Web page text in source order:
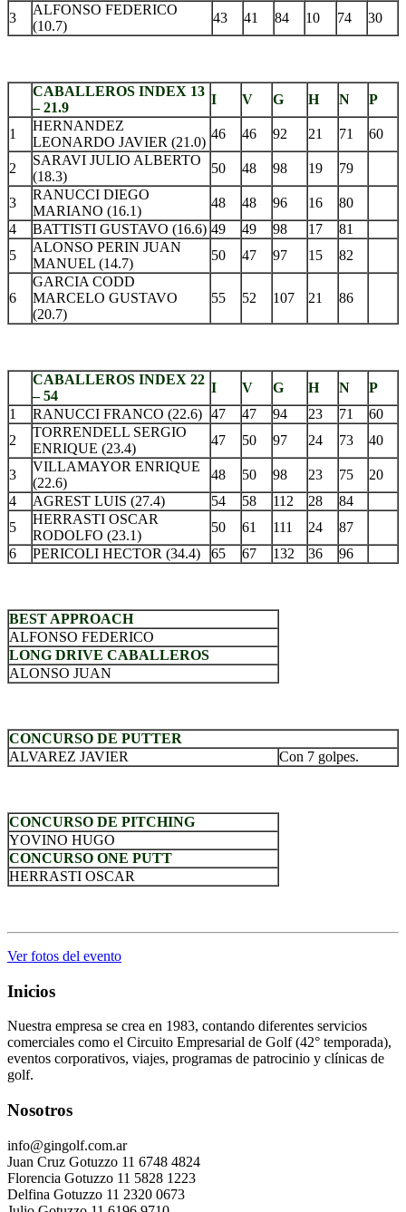
3
ALFONSO FEDERICO
(10.7)
43 41 84 10 74 30
CABALLEROS INDEX 13
– 21.9
I V G H N P
1
HERNANDEZ
LEONARDO JAVIER (21.0)
46 46 92 21 71 60
2
SARAVI JULIO ALBERTO
(18.3)
50 48 98 19 79
3
RANUCCI DIEGO
MARIANO (16.1)
48 48 96 16
80
4
BATTISTI GUSTAVO (16.6) 49 49 98 17
81
5
ALONSO PERIN JUAN
MANUEL (14.7)
50 47 97 15 82
6
GARCIA CODD
MARCELO GUSTAVO
(20.7)
55 52 107 21 86
CABALLEROS INDEX 22
– 54
I V G H N
P
1
RANUCCI FRANCO (22.6) 47 47 94 23 71
60
2
TORRENDELL SERGIO
ENRIQUE (23.4)
47 50 97 24 73 40
3
VILLAMAYOR ENRIQUE
(22.6)
48 50 98 23 75
20
4
AGREST LUIS (27.4) 54 58 112 28
84
5
HERRASTI OSCAR
RODOLFO (23.1)
50 61 111 24
87
6
PERICOLI HECTOR (34.4) 65 67 132 36 96
BEST APPROACH
ALFONSO FEDERICO
LONG DRIVE CABALLEROS
ALONSO JUAN
CONCURSO DE PUTTER
ALVAREZ JAVIER
Con 7 golpes.
CONCURSO DE PITCHING
YOVINO HUGO
CONCURSO ONE PUTT
HERRASTI OSCAR
Ver fotos del evento
Inicios
Nuestra empresa se crea en 1983, contando diferentes servicios
comerciales como el Circuito Empresarial de Golf (42° temporada),
eventos corporativos, viajes, programas de patrocinio y clínicas de
golf.
Nosotros
info@gingolf.com.ar
Juan Cruz Gotuzzo 11 6748 4824
Florencia Gotuzzo 11 5828 1223
Delfina Gotuzzo 11 2320 0673